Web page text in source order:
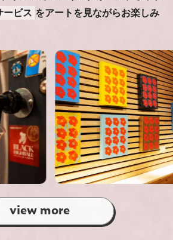
ービス をアートを見ながらお楽しみ
view more